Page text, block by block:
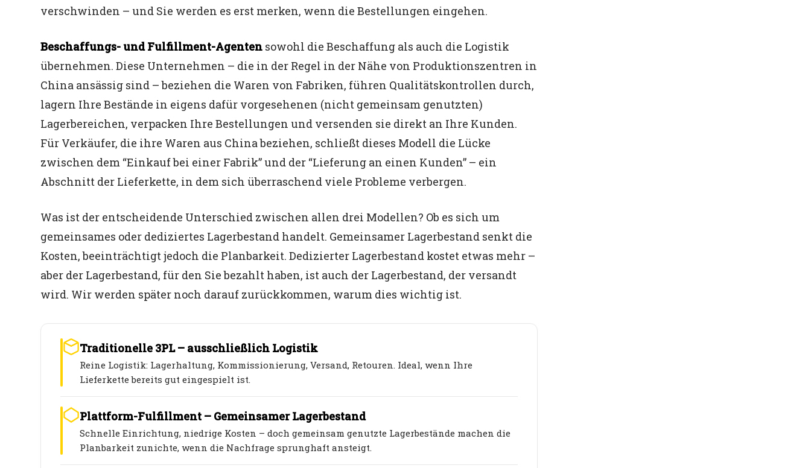
verschwinden – und Sie werden es erst merken, wenn die Bestellungen eingehen.
Beschaffungs- und Fulfillment-Agenten sowohl die Beschaffung als auch die Logistik
übernehmen. Diese Unternehmen – die in der Regel in der Nähe von Produktionszentren in
China ansässig sind – beziehen die Waren von Fabriken, führen Qualitätskontrollen durch,
lagern Ihre Bestände in eigens dafür vorgesehenen (nicht gemeinsam genutzten)
Lagerbereichen, verpacken Ihre Bestellungen und versenden sie direkt an Ihre Kunden.
Für Verkäufer, die ihre Waren aus China beziehen, schließt dieses Modell die Lücke
zwischen dem “Einkauf bei einer Fabrik” und der “Lieferung an einen Kunden” – ein
Abschnitt der Lieferkette, in dem sich überraschend viele Probleme verbergen.
Was ist der entscheidende Unterschied zwischen allen drei Modellen? Ob es sich um
gemeinsames oder dediziertes Lagerbestand handelt. Gemeinsamer Lagerbestand senkt die
Kosten, beeinträchtigt jedoch die Planbarkeit. Dedizierter Lagerbestand kostet etwas mehr –
aber der Lagerbestand, für den Sie bezahlt haben, ist auch der Lagerbestand, der versandt
wird. Wir werden später noch darauf zurückkommen, warum dies wichtig ist.
Traditionelle 3PL – ausschließlich Logistik
Reine Logistik: Lagerhaltung, Kommissionierung, Versand, Retouren. Ideal, wenn Ihre
Lieferkette bereits gut eingespielt ist.
Plattform-Fulfillment – Gemeinsamer Lagerbestand
Schnelle Einrichtung, niedrige Kosten – doch gemeinsam genutzte Lagerbestände machen die
Planbarkeit zunichte, wenn die Nachfrage sprunghaft ansteigt.